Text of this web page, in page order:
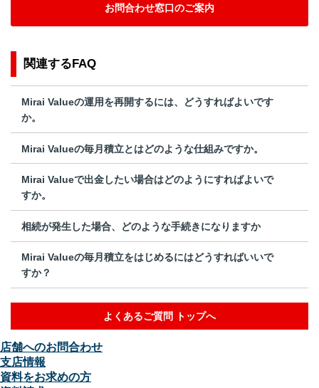
お問合わせ窓口のご案内
関連するFAQ
Mirai Valueの運用を再開するには、どうすればよいです
か。
Mirai Valueの毎月積立とはどのような仕組みですか。
Mirai Valueで出金したい場合はどのようにすればよいで
すか。
相続が発生した場合、どのような手続きになりますか
Mirai Valueの毎月積立をはじめるにはどうすればいいで
すか？
よくあるご質問 トップへ
店舗へのお問合わせ
支店情報
資料をお求めの方